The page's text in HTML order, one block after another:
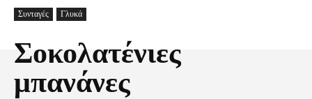
Συνταγές Γλυκά
Σοκολατένιες
μπανάνες